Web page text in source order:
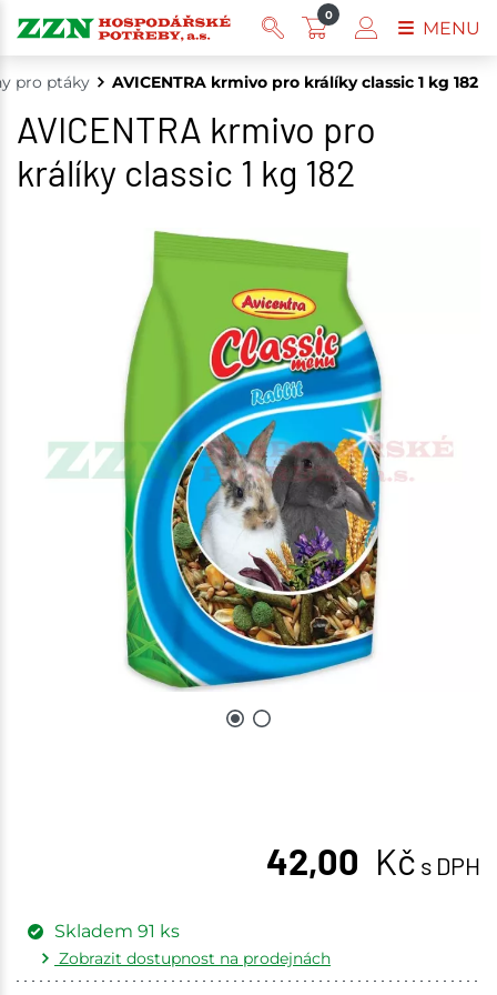
pro ptáky AVICENTRA krmivo pro králíky classic 1 kg 182
AVICENTRA krmivo pro
králíky classic 1 kg 182
42,00 Kč s DPH
Skladem 91 ks
Zobrazit dostupnost na prodejnách
0
MENU